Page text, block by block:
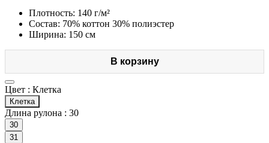
Плотность: 140 г/м²
Состав: 70% коттон 30% полиэстер
Ширина: 150 см
В корзину
Цвет : Клетка
Клетка
Длина рулона : 30
30
31